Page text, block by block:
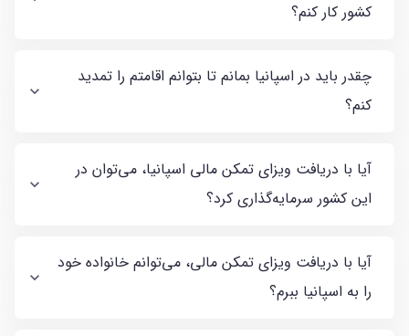
کشور کار کنم؟
چقدر باید در اسپانیا بمانم تا بتوانم اقامتم را تمدید
کنم؟
آیا با دریافت ویزای تمکن مالی اسپانیا، می‌توان در
این کشور سرمایه‌گذاری کرد؟
آیا با دریافت ویزای تمکن مالی، می‌توانم خانواده خود
را به اسپانیا ببرم؟